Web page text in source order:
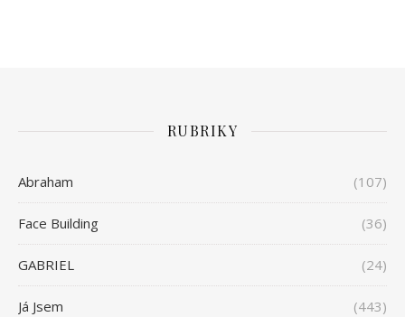
RUBRIKY
Abraham (107)
Face Building (36)
GABRIEL (24)
Já Jsem (443)